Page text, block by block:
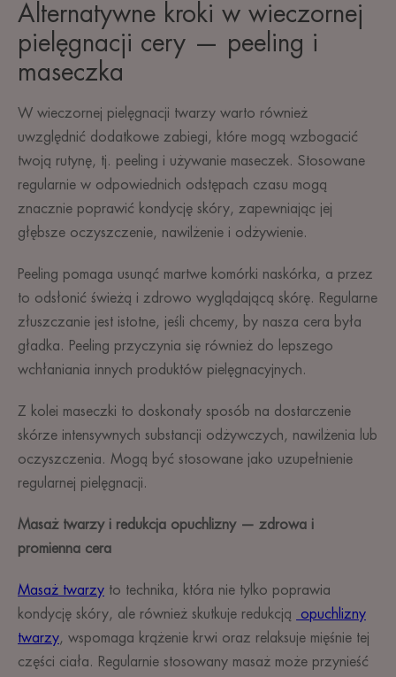
Alternatywne kroki w wieczornej
pielęgnacji cery — peeling i
maseczka
W wieczornej pielęgnacji twarzy warto również
uwzględnić dodatkowe zabiegi, które mogą wzbogacić
twoją rutynę, tj. peeling i używanie maseczek. Stosowane
regularnie w odpowiednich odstępach czasu mogą
znacznie poprawić kondycję skóry, zapewniając jej
głębsze oczyszczenie, nawilżenie i odżywienie.
Peeling pomaga usunąć martwe komórki naskórka, a przez
to odsłonić świeżą i zdrowo wyglądającą skórę. Regularne
złuszczanie jest istotne, jeśli chcemy, by nasza cera była
gładka. Peeling przyczynia się również do lepszego
wchłaniania innych produktów pielęgnacyjnych.
Z kolei maseczki to doskonały sposób na dostarczenie
skórze intensywnych substancji odżywczych, nawilżenia lub
oczyszczenia. Mogą być stosowane jako uzupełnienie
regularnej pielęgnacji.
Masaż twarzy i redukcja opuchlizny — zdrowa i
promienna cera
Masaż twarzy to technika, która nie tylko poprawia
kondycję skóry, ale również skutkuje redukcją
opuchlizny
twarzy, wspomaga krążenie krwi oraz relaksuje mięśnie tej
części ciała. Regularnie stosowany masaż może przynieść